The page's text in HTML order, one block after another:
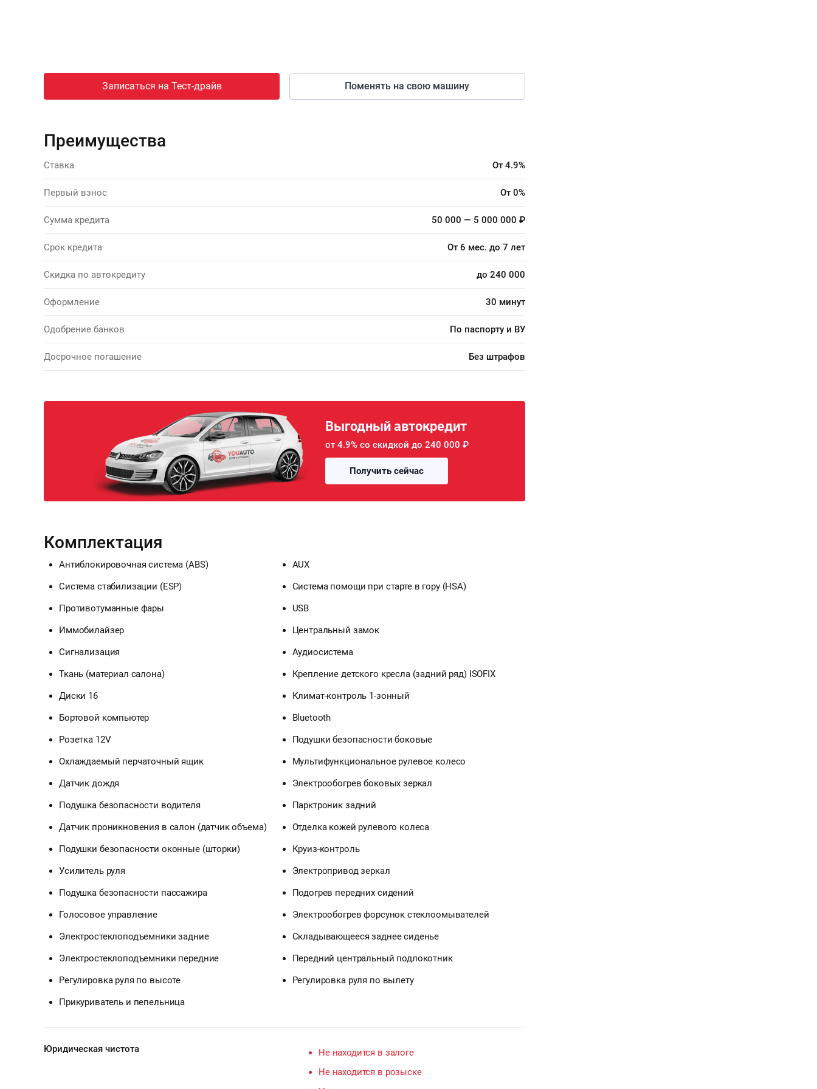
Записаться на Тест-драйв Поменять на свою машину
Преимущества
Ставка От 4.9%
Первый взнос От 0%
Сумма кредита 50 000 — 5 000 000 ₽
Срок кредита От 6 мес. до 7 лет
Скидка по автокредиту до 240 000
Оформление 30 минут
Одобрение банков По паспорту и ВУ
Досрочное погашение Без штрафов
Выгодный автокредит
от 4.9% со скидкой до 240 000 ₽
Получить сейчас
Комплектация
Антиблокировочная система (ABS)
AUX
Система стабилизации (ESP)
Система помощи при старте в гору (HSA)
Противотуманные фары
USB
Иммобилайзер
Центральный замок
Сигнализация
Аудиосистема
Ткань (материал салона)
Крепление детского кресла (задний ряд) ISOFIX
Диски 16
Климат-контроль 1-зонный
Бортовой компьютер
Bluetooth
Розетка 12V
Подушки безопасности боковые
Охлаждаемый перчаточный ящик
Мультифункциональное рулевое колесо
Датчик дождя
Электрообогрев боковых зеркал
Подушка безопасности водителя
Парктроник задний
Датчик проникновения в салон (датчик объема)
Отделка кожей рулевого колеса
Подушки безопасности оконные (шторки)
Круиз-контроль
Усилитель руля
Электропривод зеркал
Подушка безопасности пассажира
Подогрев передних сидений
Голосовое управление
Электрообогрев форсунок стеклоомывателей
Электростеклоподъемники задние
Складывающееся заднее сиденье
Электростеклоподъемники передние
Передний центральный подлокотник
Регулировка руля по высоте
Регулировка руля по вылету
Прикуриватель и пепельница
Юридическая чистота
Не находится в залоге
Не находится в розыске